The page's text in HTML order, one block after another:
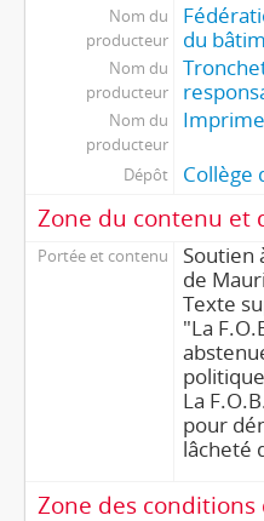
Nom du
producteur
du
Nom du
producteur
Nom du
producteur
Dépôt Collège
Zone du contenu et
Portée et contenu
Soutien
de
Texte
"La
La
pour
lâcheté
Zone des